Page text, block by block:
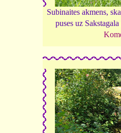
Subinaites akmens,
puses uz